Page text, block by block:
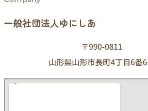
一般社団法人ゆにしあ
〒990-0811
山形県山形市長町4丁目6番